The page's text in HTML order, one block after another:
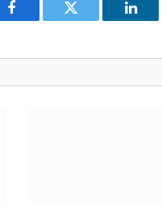
Facebook Twitter